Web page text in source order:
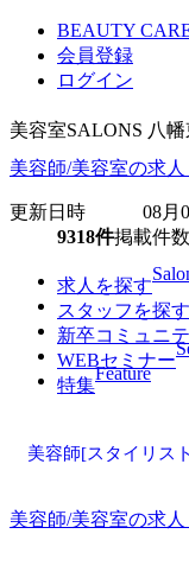
BEAUTY
会員登録
ログイン
美容室SALONS 八
美容師/美容室の求
更新日時 08月
9318件掲載件数
求人を探す
スタッフを探す
新卒コミュニ
WEBセミナー
特集
Feature
美容師[スタイリス
美容師/美容室の求